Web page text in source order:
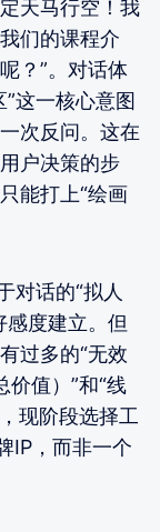
天马行空！我
们的课程介
？”。对话体
这一核心意图
次反问。这在
户决策的步
能打上“绘画
对话的“拟人
感度建立。但
过多的“无效
价值）”和“线
现阶段选择工
IP，而非一个